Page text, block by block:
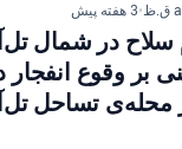
•3 هفته پیش
سلاح در شمال
بر وقوع انفجار
تساحل